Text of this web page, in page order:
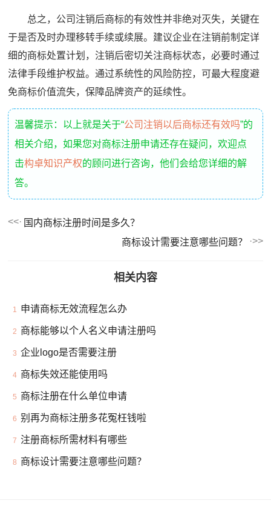
总之，公司注销后商标的有效性并非绝对灭失，关键在
于是否及时办理移转手续或续展。建议企业在注销前制定详
细的商标处置计划，注销后密切关注商标状态，必要时通过
法律手段维护权益。通过系统性的风险防控，可最大程度避
免商标价值流失，保障品牌资产的延续性。
温馨提示：以上就是关于“公司注销以后商标还有效吗”的
相关介绍，如果您对商标注册申请还存在疑问，欢迎点
击构卓知识产权的顾问进行咨询，他们会给您详细的解
答。
国内商标注册时间是多久？
商标设计需要注意哪些问题？
相关内容
1 申请商标无效流程怎么办
2 商标能够以个人名义申请注册吗
3 企业logo是否需要注册
4 商标失效还能使用吗
5 商标注册在什么单位申请
6 别再为商标注册多花冤枉钱啦
7 注册商标所需材料有哪些
8 商标设计需要注意哪些问题？